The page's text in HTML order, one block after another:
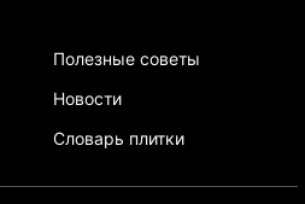
Полезные советы
Новости
Словарь плитки